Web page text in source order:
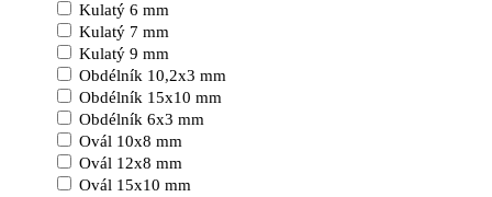
Kulatý 6 mm
Kulatý 7 mm
Kulatý 9 mm
Obdélník 10,2x3 mm
Obdélník 15x10 mm
Obdélník 6x3 mm
Ovál 10x8 mm
Ovál 12x8 mm
Ovál 15x10 mm